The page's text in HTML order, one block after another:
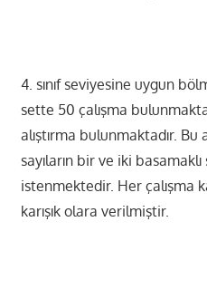
4. sınıf seviyesine uygun
sette 50 çalışma
alıştırma bulunmaktadır. Bu
sayıların bir ve iki
istenmektedir. Her çalışma
karışık olara verilmiştir.